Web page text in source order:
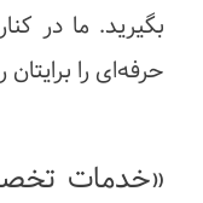
بگیرید. ما در
حرفه‌ای را برایتان
«خدمات